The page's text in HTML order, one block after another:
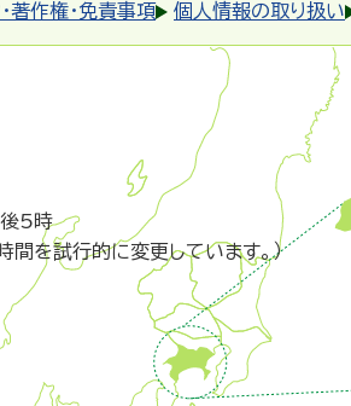
著作権・免責事項 個人情報の取り扱い
後5時
を試行的に変更しています。）